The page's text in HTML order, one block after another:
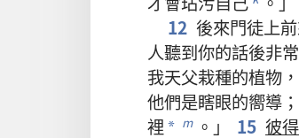
12 後來門徒上前
人聽到你的話後非常
我天父栽種的植物 ，
他們是瞎眼的嚮導 ；
裡 * m 。」 15 彼得